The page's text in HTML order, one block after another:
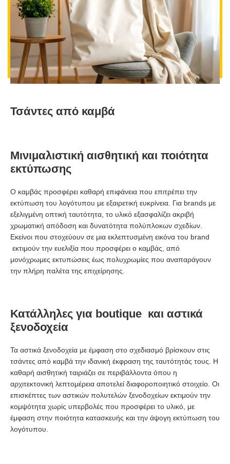
Τσάντες από καμβά
Μινιμαλιστική αισθητική και ποιότητα
εκτύπωσης
Ο καμβάς προσφέρει καθαρή επιφάνεια που επιτρέπει την
εκτύπωση του λογότυπου με εξαιρετική ευκρίνεια. Για brands με
εξελιγμένη οπτική ταυτότητα, το υλικό εξασφαλίζει ακριβή
χρωματική απόδοση και δυνατότητα πολύπλοκων σχεδίων.
Εκείνοι που στοχεύουν σε μια εκλεπτυσμένη εικόνα του brand
εκτιμούν την ευελιξία που προσφέρει ο καμβάς, από
μονόχρωμες εκτυπώσεις έως πολυχρωμίες που αναπαράγουν
την πλήρη παλέτα της επιχείρησης.
Κατάλληλες για boutique και αστικά
ξενοδοχεία
Τα αστικά ξενοδοχεία με έμφαση στο σχεδιασμό βρίσκουν στις
τσάντες από καμβά την ιδανική έκφραση της ταυτότητάς τους. Η
καθαρή αισθητική ταιριάζει σε περιβάλλοντα όπου η
αρχιτεκτονική λεπτομέρεια αποτελεί διαφοροποιητικό στοιχείο. Οι
επισκέπτες των αστικών πολυτελών ξενοδοχείων εκτιμούν την
κομψότητα χωρίς υπερβολές που προσφέρει το υλικό, με
έμφαση στην ποιότητα κατασκευής και την άψογη εκτύπωση του
λογότυπου.